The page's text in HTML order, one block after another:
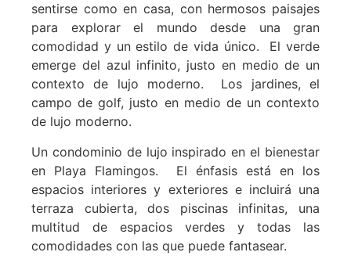
sentirse como en casa, con hermosos paisajes
para explorar el mundo desde una gran
comodidad y un estilo de vida único. El verde
emerge del azul infinito, justo en medio de un
contexto de lujo moderno. Los jardines, el
campo de golf, justo en medio de un contexto
de lujo moderno.
Un condominio de lujo inspirado en el bienestar
en Playa Flamingos. El énfasis está en los
espacios interiores y exteriores e incluirá una
terraza cubierta, dos piscinas infinitas, una
multitud de espacios verdes y todas las
comodidades con las que puede fantasear.